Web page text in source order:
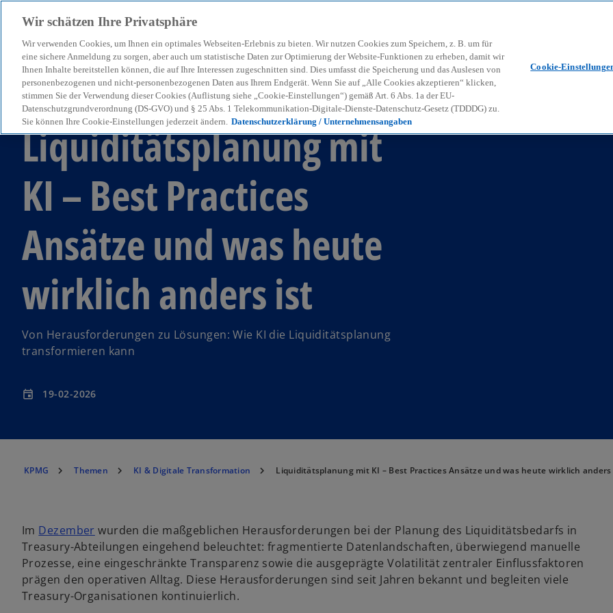
menu
KPMG Corporate Treasury News
Liquiditätsplanung mit
KI – Best Practices
Ansätze und was heute
wirklich anders ist
Von Herausforderungen zu Lösungen: Wie KI die Liquiditätsplanung
transformieren kann
event 19-02-2026
KPMG Themen KI & Digitale Transformation Liquiditätsplanung mit KI – Best Practices Ansätze und was heute wirklich
Im Dezemberw
i
r
d
i
wurden die maßgeblichen Herausforderungen bei der Planung des Liquiditätsbedarfs in
Treasury-Abteilungen eingehend beleuchtet: fragmentierte Datenlandschaften, überwiegend manuelle
Prozesse, eine eingeschränkte Transparenz sowie die ausgeprägte Volatilität zentraler Einflussfaktoren
prägen den operativen Alltag. Diese Herausforderungen sind seit Jahren bekannt und begleiten viele
Treasury-Organisationen kontinuierlich.
Wir schätzen Ihre Privatsphäre
Wir verwenden Cookies, um Ihnen ein optimales Webseiten-Erlebnis zu bieten. Wir nutzen Cookies zum Speichern, z. B. um für
eine sichere Anmeldung zu sorgen, aber auch um statistische Daten zur Optimierung der Website-Funktionen zu erheben, damit wir
Ihnen Inhalte bereitstellen können, die auf Ihre Interessen zugeschnitten sind. Dies umfasst die Speicherung und das Auslesen von
personenbezogenen und nicht-personenbezogenen Daten aus Ihrem Endgerät. Wenn Sie auf „Alle Cookies akzeptieren“ klicken,
stimmen Sie der Verwendung dieser Cookies (Auflistung siehe „Cookie-Einstellungen“) gemäß Art. 6 Abs. 1a der EU-
Datenschutzgrundverordnung (DS-GVO) und § 25 Abs. 1 Telekommunikation-Digitale-Dienste-Datenschutz-Gesetz (TDDDG) zu.
Sie können Ihre Cookie-Einstellungen jederzeit ändern. Datenschutzerklärung / Unternehmensangaben
Cookie-